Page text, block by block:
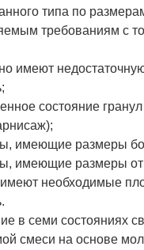
типа по
требованиям с
имеют
состояние
имеющие размеры
имеющие размеры
необходимые
в семи состояниях
смеси на основе